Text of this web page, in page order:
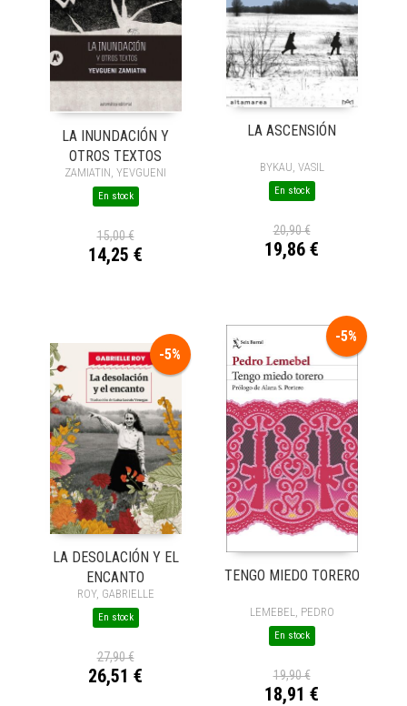
LA INUNDACIÓN Y
OTROS TEXTOS
ZAMIATIN, YEVGUENI
En stock
15,00 €
14,25 €
LA ASCENSIÓN
BYKAU, VASIL
En stock
20,90 €
19,86 €
-5%
LA DESOLACIÓN Y EL
ENCANTO
ROY, GABRIELLE
En stock
27,90 €
26,51 €
-5%
TENGO MIEDO TORERO
LEMEBEL, PEDRO
En stock
19,90 €
18,91 €